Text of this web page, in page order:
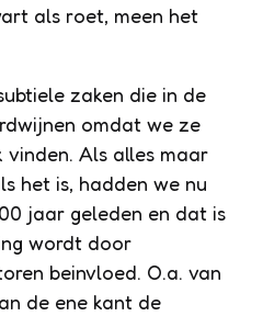
als roet, meen het
zaken die in de
omdat we ze
Als alles maar
het is, hadden we nu
jaar geleden en dat is
wordt door
beinvloed. O.a. van
de ene kant de